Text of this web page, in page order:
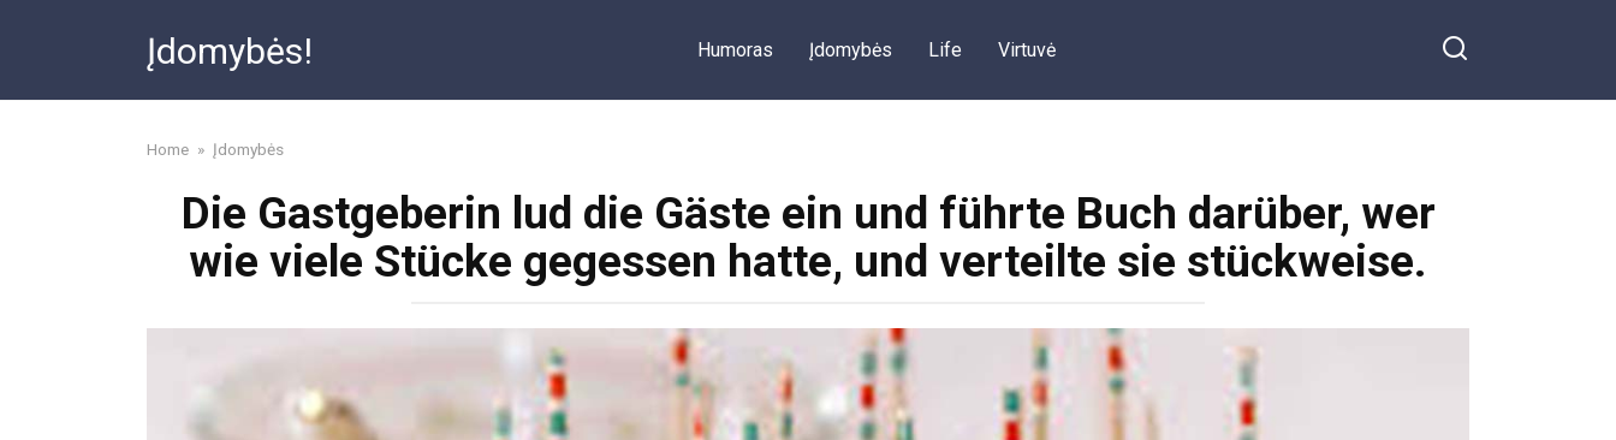
Įdomybės! Humoras Įdomybės Life Virtuvė
Home » Įdomybės
Die Gastgeberin lud die Gäste ein und führte Buch darüber, wer
wie viele Stücke gegessen hatte, und verteilte sie stückweise.